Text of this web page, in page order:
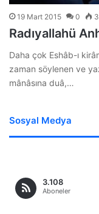
19 Mart 2015 0
Radıyallahü
Daha çok Eshâb-ı
zaman söylenen ve
mânâsına duâ,…
Sosyal Medya
3.108
Aboneler